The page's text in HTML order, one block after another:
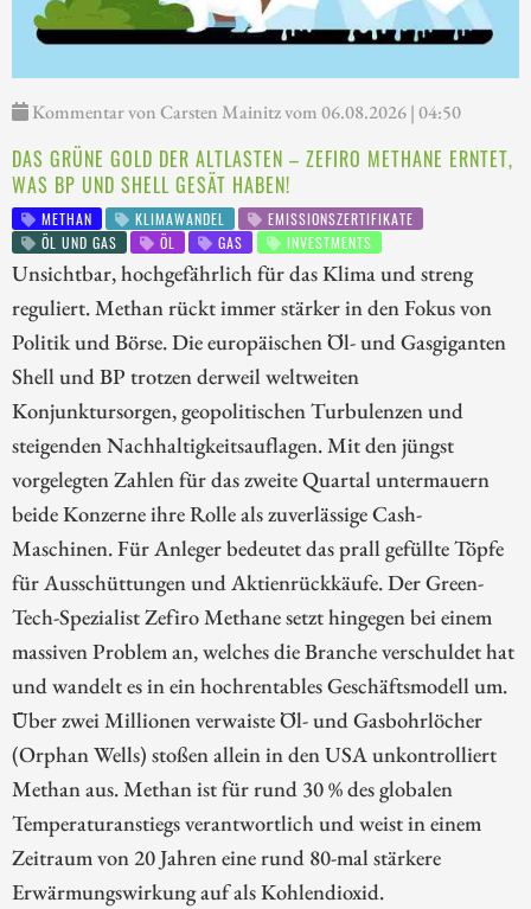
Kommentar von Carsten Mainitz vom 06.08.2026 | 04:50
DAS GRÜNE GOLD DER ALTLASTEN – ZEFIRO METHANE ERNTET,
WAS BP UND SHELL GESÄT HABEN!
METHAN KLIMAWANDEL
EMISSIONSZERTIFIKATE
ÖL UND GAS
ÖL GAS INVESTMENTS
Unsichtbar, hochgefährlich für das Klima und streng
reguliert. Methan rückt immer stärker in den Fokus von
Politik und Börse. Die europäischen Öl- und Gasgiganten
Shell und BP trotzen derweil weltweiten
Konjunktursorgen, geopolitischen Turbulenzen und
steigenden Nachhaltigkeitsauflagen. Mit den jüngst
vorgelegten Zahlen für das zweite Quartal untermauern
beide Konzerne ihre Rolle als zuverlässige Cash-
Maschinen. Für Anleger bedeutet das prall gefüllte Töpfe
für Ausschüttungen und Aktienrückkäufe. Der Green-
Tech-Spezialist Zefiro Methane setzt hingegen bei einem
massiven Problem an, welches die Branche verschuldet hat
und wandelt es in ein hochrentables Geschäftsmodell um.
Über zwei Millionen verwaiste Öl- und Gasbohrlöcher
(Orphan Wells) stoßen allein in den USA unkontrolliert
Methan aus. Methan ist für rund 30 % des globalen
Temperaturanstiegs verantwortlich und weist in einem
Zeitraum von 20 Jahren eine rund 80-mal stärkere
Erwärmungswirkung auf als Kohlendioxid.